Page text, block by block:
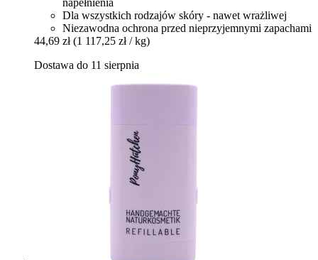
napełnienia
Dla wszystkich rodzajów skóry - nawet wrażliwej
Niezawodna ochrona przed nieprzyjemnymi zapachami
44,69 zł (1 117,25 zł / kg)
Dostawa do 11 sierpnia